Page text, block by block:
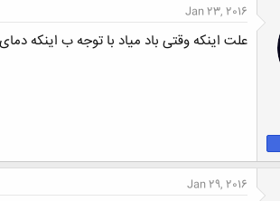
Jan 23, 2016
علت اینکه وقتی باد میاد با توجه ب اینکه
Jan 29, 2016